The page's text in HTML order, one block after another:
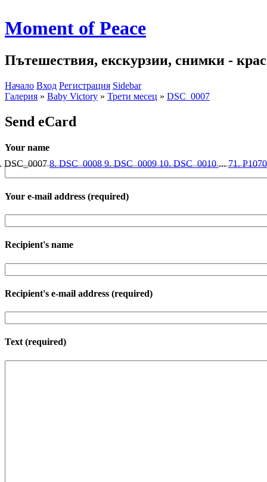
Moment of Peace
Пътешествия, екскурзии, снимки -
Начало Вход Регистрация Sidebar
Галерия » Baby Victory » Трети месец » DSC_0007
Send eCard
Your name
Your e-mail address (required)
Recipient's name
Recipient's e-mail address (required)
Text (required)
DSC_00078. DSC_00089. DSC_000910. DSC_0010... 71.